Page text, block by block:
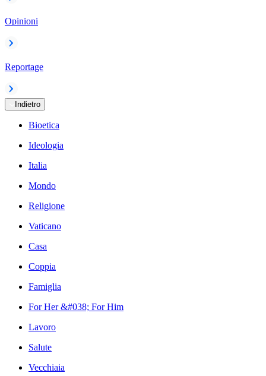
Opinioni
Reportage
Indietro
Bioetica
Ideologia
Italia
Mondo
Religione
Vaticano
Casa
Coppia
Famiglia
For Her &#038; For Him
Lavoro
Salute
Vecchiaia